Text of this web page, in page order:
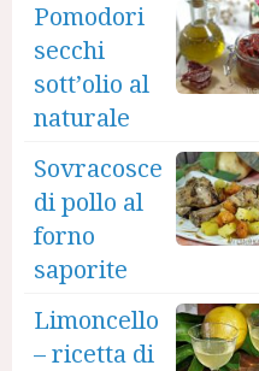
Pomodori
secchi
sott’olio al
naturale
Sovracosce
di pollo al
forno
saporite
Limoncello
– ricetta di